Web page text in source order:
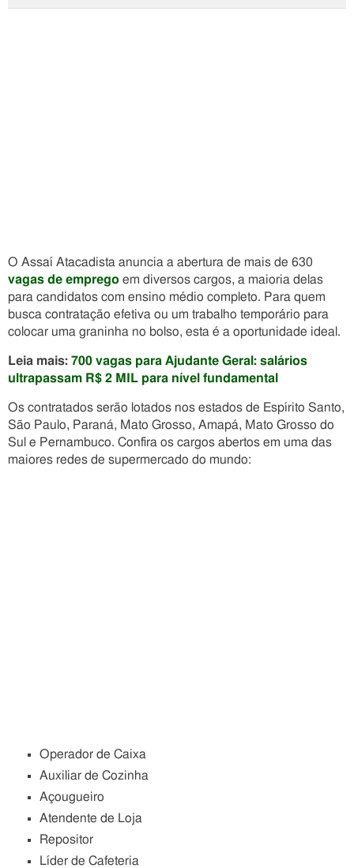
Compartilhe
Compartilhe
Compartilhe
Compartilhe
O Assaí Atacadista anuncia a abertura de mais de 630
vagas de emprego em diversos cargos, a maioria delas
para candidatos com ensino médio completo. Para quem
busca contratação efetiva ou um trabalho temporário para
colocar uma graninha no bolso, esta é a oportunidade ideal.
Leia mais: 700 vagas para Ajudante Geral: salários
ultrapassam R$ 2 MIL para nível fundamental
Os contratados serão lotados nos estados de Espírito Santo,
São Paulo, Paraná, Mato Grosso, Amapá, Mato Grosso do
Sul e Pernambuco. Confira os cargos abertos em uma das
maiores redes de supermercado do mundo:
Operador de Caixa
Auxiliar de Cozinha
Açougueiro
Atendente de Loja
Repositor
Líder de Cafeteria